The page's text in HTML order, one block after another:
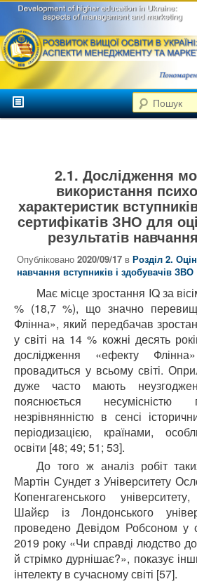
Розвиток
вищої
освіти в
Україні
аспекти
менеджменту та
маркетингу
Головне менюПерейти до головного
Перейти до додаткового
2.1. Дослідження
використання
характеристик
сертифікатів ЗНО для
результатів навчання
Опубліковано2020/09/17 вРозділ 2.
навчання вступників і здобувачів ЗВО
Має місце зростання IQ за
% (18,7 %), що значно
Флінна», який передбачав
у світі на 14 % кожні десять
дослідження «ефекту
провадиться у всьому світі.
дуже часто мають
пояснюється несумісністю
незрівнянністю в сенсі
періодизацією, країнами,
освіти [48; 49; 51; 53].
До того ж аналіз робіт
Мартін Сундет з Університету
Копенгагенського
Шайєр із Лондонського
проведено Девідом Робсоном у
2019 року «Чи справді людство
й стрімко дурнішає?», показує
інтелекту в сучасному світі [57].